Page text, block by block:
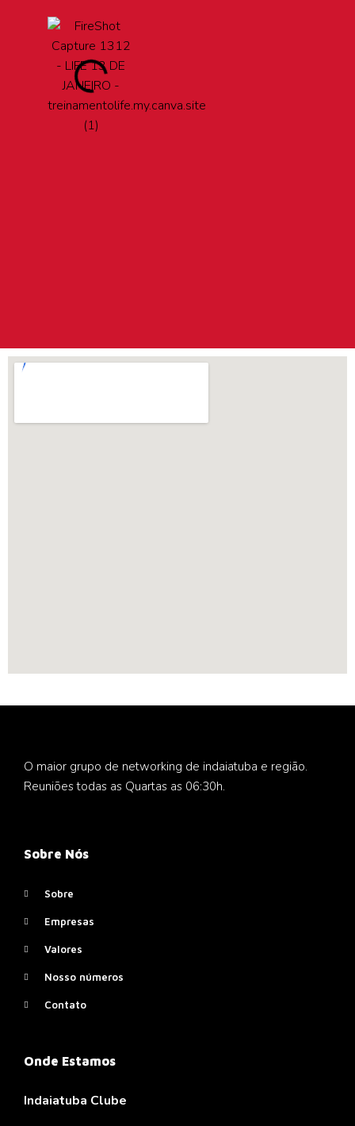
O maior grupo de networking de indaiatuba e região.
Reuniões todas as Quartas as 06:30h.
Sobre Nós
Sobre
Empresas
Valores
Nosso números
Contato
Onde Estamos
Indaiatuba Clube